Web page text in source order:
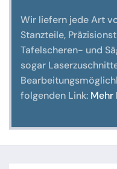
Wir liefern jede Art
Stanzteile,
Tafelscheren- und
sogar
folgenden Link: Mehr